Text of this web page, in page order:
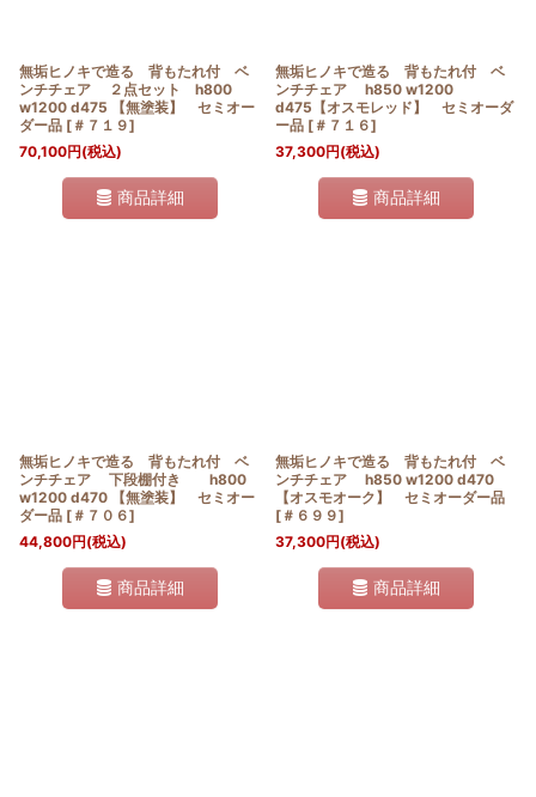
無垢ヒノキで造る 背もたれ付 ベ
ンチチェア ２点セット h800
w1200 d475 【無塗装】 セミオー
ダー品 [ ＃７１９]
70,100円(税込)
商品詳細
無垢ヒノキで造る 背もたれ付 ベ
ンチチェア h850 w1200
d475【オスモレッド】 セミオーダ
ー品 [ ＃７１６]
37,300円(税込)
商品詳細
無垢ヒノキで造る 背もたれ付 ベ
ンチチェア 下段棚付き h800
w1200 d470 【無塗装】 セミオー
ダー品 [ ＃７０６]
44,800円(税込)
商品詳細
無垢ヒノキで造る 背もたれ付 ベ
ンチチェア h850 w1200 d470
【オスモオーク】 セミオーダー品
[ ＃６９９]
37,300円(税込)
商品詳細